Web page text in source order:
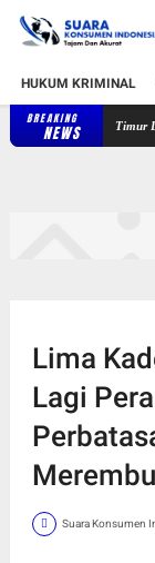
HUKUM KRIMINAL
BREAKING
NEWS
Lombok Timur Lantik
Lima
Lagi
Merembu
Suara Konsumen